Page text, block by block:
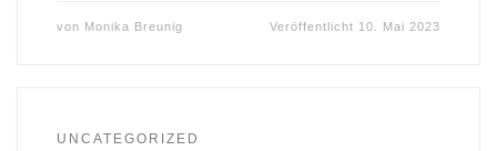
von Monika Breunig Veröffentlicht 10. Mai 2023
UNCATEGORIZED